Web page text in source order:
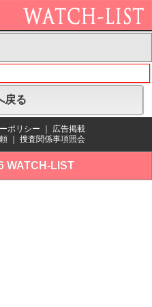
戻る
ポリシー
広告掲載
捜査関係事項照会
WATCH-LIST